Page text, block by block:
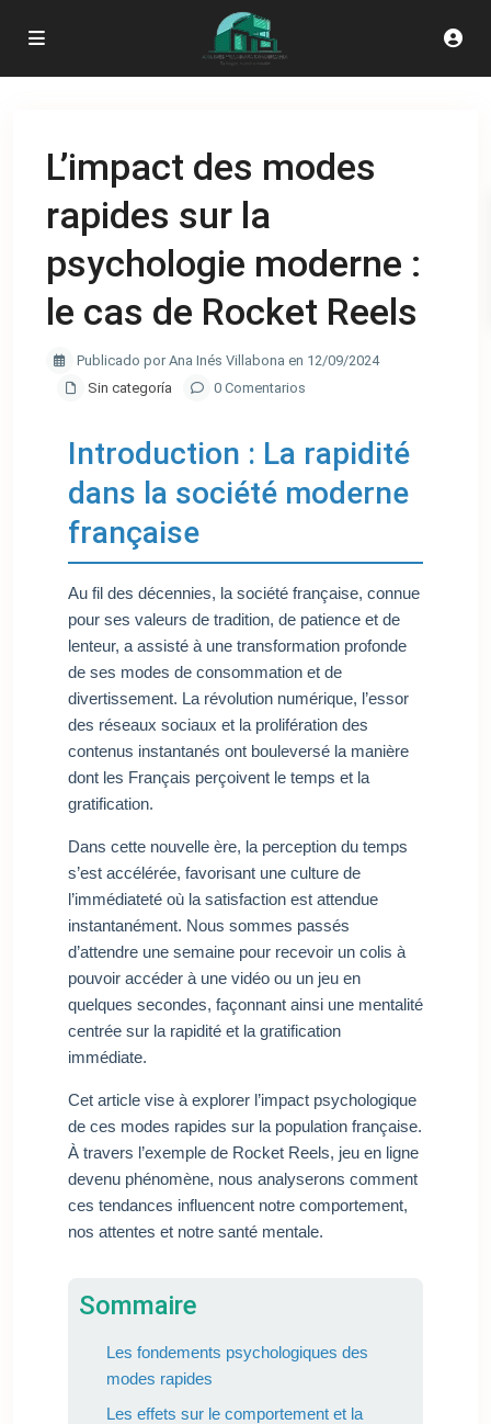
L’impact des modes
rapides sur la
psychologie moderne :
le cas de Rocket Reels
Publicado por Ana Inés Villabona en 12/09/2024
Sin categoría
0 Comentarios
Introduction : La rapidité
dans la société moderne
française
Au fil des décennies, la société française, connue
pour ses valeurs de tradition, de patience et de
lenteur, a assisté à une transformation profonde
de ses modes de consommation et de
divertissement. La révolution numérique, l’essor
des réseaux sociaux et la prolifération des
contenus instantanés ont bouleversé la manière
dont les Français perçoivent le temps et la
gratification.
Dans cette nouvelle ère, la perception du temps
s’est accélérée, favorisant une culture de
l’immédiateté où la satisfaction est attendue
instantanément. Nous sommes passés
d’attendre une semaine pour recevoir un colis à
pouvoir accéder à une vidéo ou un jeu en
quelques secondes, façonnant ainsi une mentalité
centrée sur la rapidité et la gratification
immédiate.
Cet article vise à explorer l’impact psychologique
de ces modes rapides sur la population française.
À travers l’exemple de Rocket Reels, jeu en ligne
devenu phénomène, nous analyserons comment
ces tendances influencent notre comportement,
nos attentes et notre santé mentale.
Sommaire
Les fondements psychologiques des
modes rapides
Les effets sur le comportement et la